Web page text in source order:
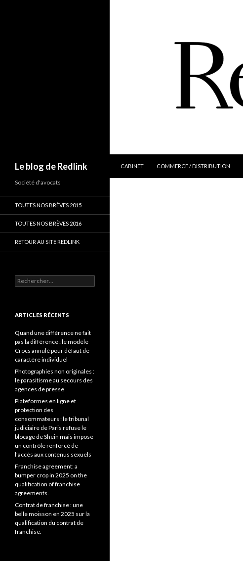
Le blog de Redlink
CABINET
COMMERCE / DISTRIBUTION
Société d'avocats
TOUTES NOS BRÈVES 2015
TOUTES NOS BRÈVES 2016
RETOUR AU SITE REDLINK
Rechercher :
ARTICLES RÉCENTS
Quand une différence ne fait
pas la différence : le modèle
Crocs annulé pour défaut de
caractère individuel
Photographies non originales :
le parasitisme au secours des
agences de presse
Plateformes en ligne et
protection des
consommateurs : le tribunal
judiciaire de Paris refuse le
blocage de Shein mais impose
un contrôle renforcé de
l’accès aux contenus sexuels
Franchise agreement: a
bumper crop in 2025 on the
qualification of franchise
agreements.
Contrat de franchise : une
belle moisson en 2025 sur la
qualification du contrat de
franchise.